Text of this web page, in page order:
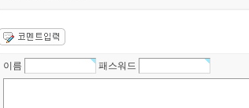
이름 패스워드